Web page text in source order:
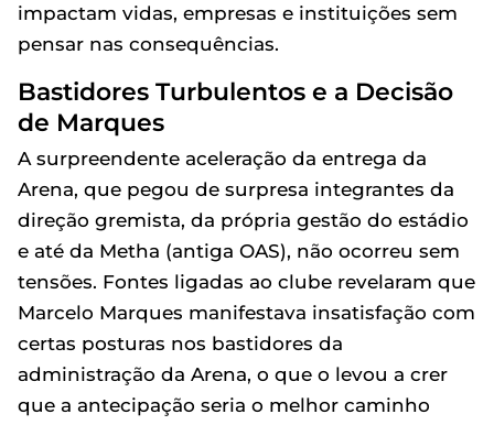
impactam vidas, empresas e instituições sem
pensar nas consequências.
Bastidores Turbulentos e a Decisão
de Marques
A surpreendente aceleração da entrega da
Arena, que pegou de surpresa integrantes da
direção gremista, da própria gestão do estádio
e até da Metha (antiga OAS), não ocorreu sem
tensões. Fontes ligadas ao clube revelaram que
Marcelo Marques manifestava insatisfação com
certas posturas nos bastidores da
administração da Arena, o que o levou a crer
que a antecipação seria o melhor caminho